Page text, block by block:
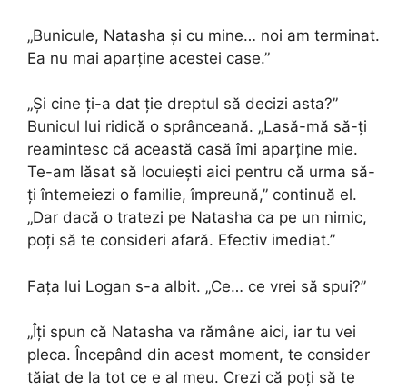
„Bunicule, Natasha și cu mine… noi am terminat.
Ea nu mai aparține acestei case.”
„Și cine ți-a dat ție dreptul să decizi asta?”
Bunicul lui ridică o sprânceană. „Lasă-mă să-ți
reamintesc că această casă îmi aparține mie.
Te-am lăsat să locuiești aici pentru că urma să-
ți întemeiezi o familie, împreună,” continuă el.
„Dar dacă o tratezi pe Natasha ca pe un nimic,
poți să te consideri afară. Efectiv imediat.”
Fața lui Logan s-a albit. „Ce… ce vrei să spui?”
„Îți spun că Natasha va rămâne aici, iar tu vei
pleca. Începând din acest moment, te consider
tăiat de la tot ce e al meu. Crezi că poți să te